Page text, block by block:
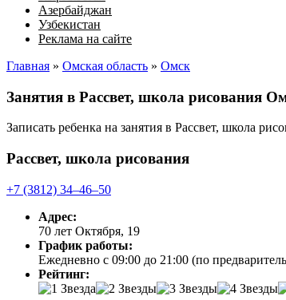
Азербайджан
Узбекистан
Реклама на сайте
Главная » Омская область » Омск
Занятия в Рассвет, школа рисования
Записать ребенка на занятия в Рассвет, школа
Рассвет, школа рисования
+7 (3812) 34‒46‒50
Адрес:
70 лет Октября, 19
График работы:
Ежедневно с 09:00 до 21:00 (по
Рейтинг: